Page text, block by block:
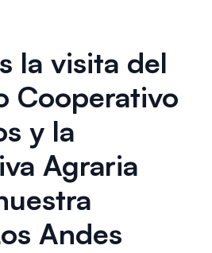
la visita del
Cooperativo
y la
Agraria
Andes